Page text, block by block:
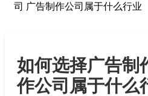
司 广告制作公司属于什么行业
如何选择广告制
作公司属于什么